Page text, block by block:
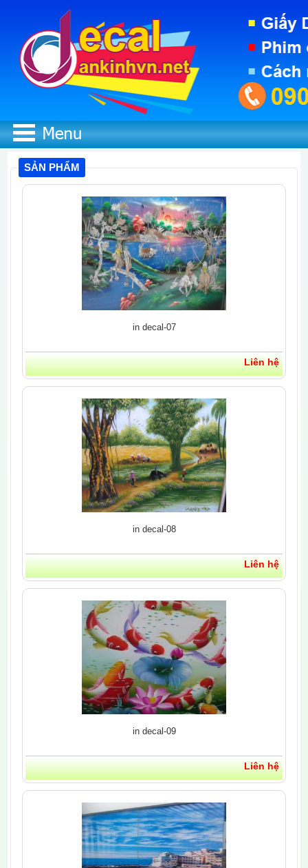
SẢN PHẨM
in decal-07
Liên hệ
in decal-08
Liên hệ
in decal-09
Liên hệ